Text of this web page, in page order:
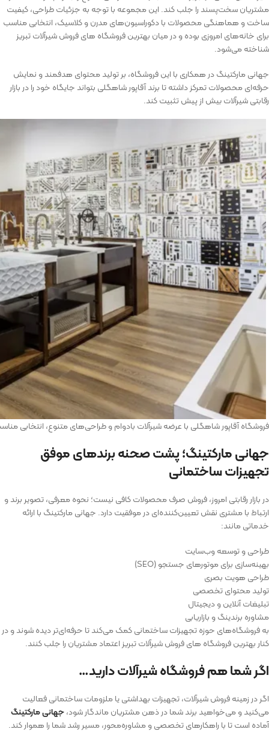
مشتریان سخت‌پسند را جلب کند. این مجموعه با توجه به جزئیات طراحی، کیفیت
ساخت و هماهنگی محصولات با دکوراسیون‌های مدرن و کلاسیک، انتخابی مناسب
برای خانه‌های امروزی بوده و در میان بهترین فروشگاه ‌های فروش شیرآلات تبریز
شناخته می‌شود.
جهانی مارکتینگ در همکاری با این فروشگاه، بر تولید محتوای هدفمند و نمایش
حرفه‌ای محصولات تمرکز داشته تا برند آقاپور شاهگلی بتواند جایگاه خود را در بازار
رقابتی شیرآلات بیش از پیش تثبیت کند.
فروشگاه آقاپور شاهگلی با عرضه شیرآلات بادوام و طراحی‌های متنوع، انتخابی
جهانی مارکتینگ؛ پشت صحنه برندهای موفق
تجهیزات ساختمانی
در بازار رقابتی امروز، فروش صرف محصولات کافی نیست؛ نحوه معرفی، تصویر برند و
ارتباط با مشتری نقش تعیین‌کننده‌ای در موفقیت دارد. جهانی مارکتینگ با ارائه
خدماتی مانند:
طراحی و توسعه وب‌سایت
بهینه‌سازی برای موتورهای جستجو (SEO)
طراحی هویت بصری
تولید محتوای تخصصی
تبلیغات آنلاین و دیجیتال
مشاوره برندینگ و بازاریابی
به فروشگاه‌های حوزه تجهیزات ساختمانی کمک می‌کند تا حرفه‌ای‌تر دیده شوند و در
کنار بهترین فروشگاه ‌های فروش شیرآلات تبریز اعتماد مشتریان را جلب کنند.
اگر شما هم فروشگاه شیرآلات دارید…
اگر در زمینه فروش شیرآلات، تجهیزات بهداشتی یا ملزومات ساختمانی فعالیت
می‌کنید و می‌خواهید برند شما در ذهن مشتریان ماندگار شود،جهانی مارکتینگ
آماده است تا با راهکارهای تخصصی و مشاوره‌محور، مسیر رشد شما را هموار کند.